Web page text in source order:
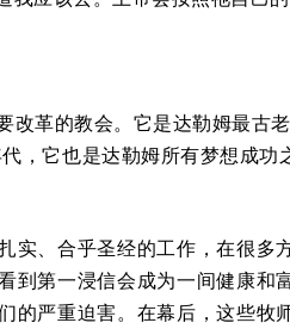
革的教会。它是达勒姆最古
，它也是达勒姆所有梦想成
实、合乎圣经的工作，在很多
到第一浸信会成为一间健康和
的严重迫害。在幕后，这些牧